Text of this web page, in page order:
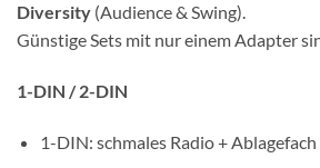
Diversity (Audience & Swing).
Günstige Sets mit nur einem Adapter
1-DIN / 2-DIN
1-DIN: schmales Radio + Ablagefach